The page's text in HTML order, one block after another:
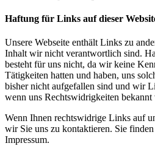
Haftung für Links auf dieser
Unsere Webseite enthält Links zu
Inhalt wir nicht verantwortlich sind.
besteht für uns nicht, da wir keine
Tätigkeiten hatten und haben, uns
bisher nicht aufgefallen sind und wir
wenn uns Rechtswidrigkeiten bekannt
Wenn Ihnen rechtswidrige Links auf
wir Sie uns zu kontaktieren. Sie
Impressum.